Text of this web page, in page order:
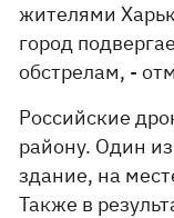
жителями
город
обстрелам, -
Российские
району. Один
здание, на
Также в